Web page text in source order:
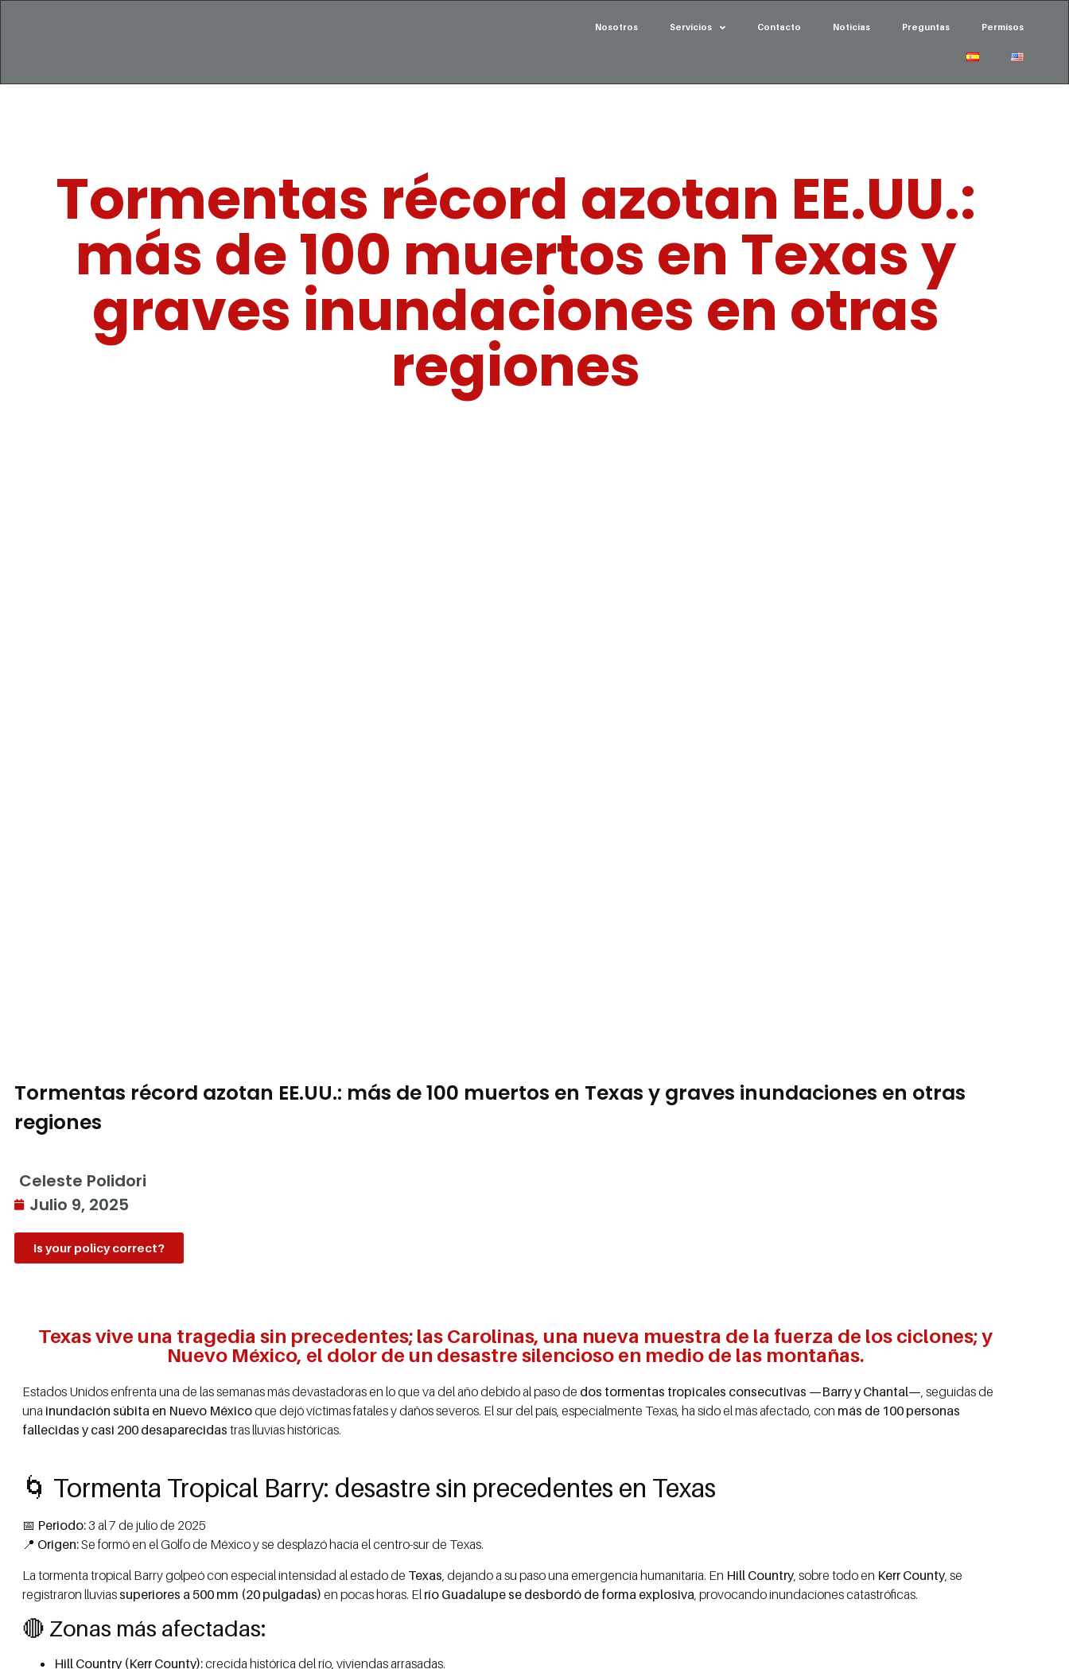
Nosotros Servicios Contacto Noticias Preguntas Permisos
Tormentas récord azotan EE.UU.:
más de 100 muertos en Texas y
graves inundaciones en otras
regiones
Tormentas récord azotan EE.UU.: más de 100 muertos en Texas y graves inundaciones en otras
regiones
Celeste Polidori
Julio 9, 2025
Is your policy correct?
Texas vive una tragedia sin precedentes; las Carolinas, una nueva muestra de la fuerza de los ciclones; y
Nuevo México, el dolor de un desastre silencioso en medio de las montañas.
Estados Unidos enfrenta una de las semanas más devastadoras en lo que va del año debido al paso de dos tormentas tropicales consecutivas —Barry y Chantal—, seguidas de
una inundación súbita en Nuevo Méxicoque dejó víctimas fatales y daños severos. El sur del país, especialmente Texas, ha sido el más afectado, con más de 100 personas
fallecidas y casi 200 desaparecidas tras lluvias históricas.
🌀 Tormenta Tropical Barry: desastre sin precedentes en Texas
📅 Periodo:3 al 7 de julio de 2025
📍 Origen:Se formó en el Golfo de México y se desplazó hacia el centro-sur de Texas.
La tormenta tropical Barry golpeó con especial intensidad al estado de Texas , dejando a su paso una emergencia humanitaria. En Hill Country , sobre todo en Kerr County , se
registraron lluviassuperiores a 500 mm (20 pulgadas) en pocas horas. El río Guadalupe se desbordó de forma explosiva , provocando inundaciones catastróficas.
🔴 Zonas más afectadas:
Hill Country (Kerr County):crecida histórica del río, viviendas arrasadas.